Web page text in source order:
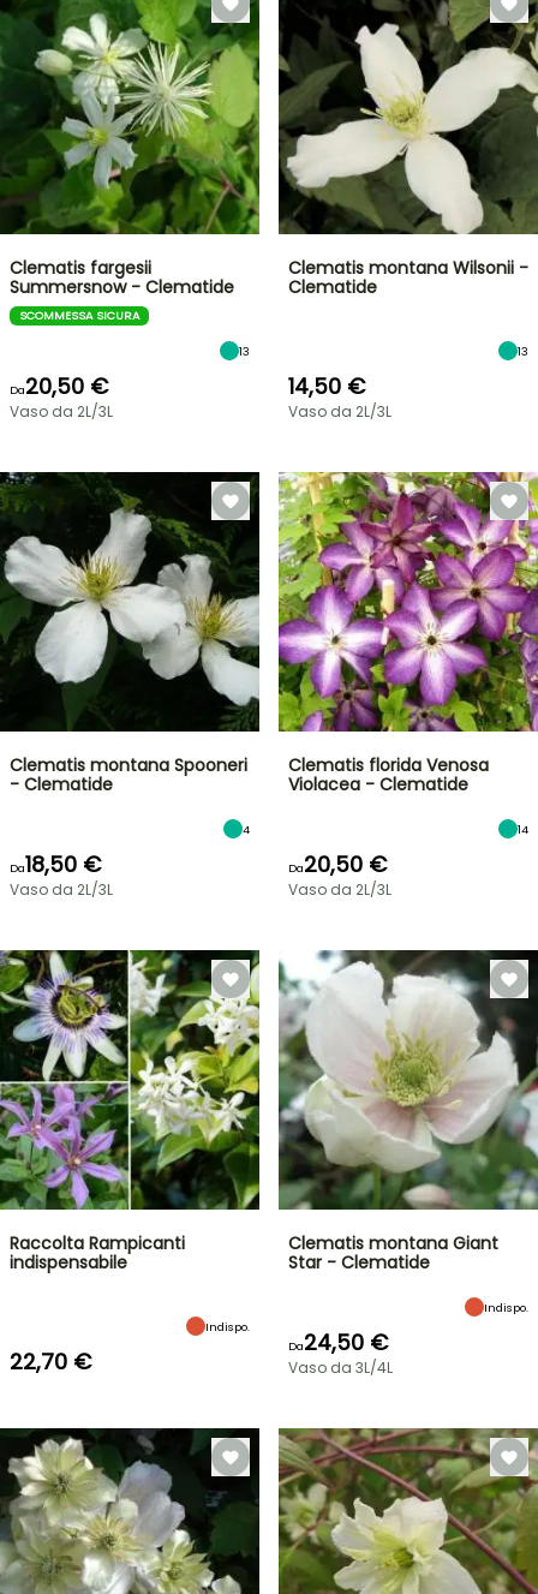
Clematis fargesii
Summersnow - Clematide
SCOMMESSA SICURA
13
Da20,50 €
Vaso da 2L/3L
Clematis montana Wilsonii -
Clematide
13
14,50 €
Vaso da 2L/3L
Clematis montana Spooneri
- Clematide
4
Da18,50 €
Vaso da 2L/3L
Clematis florida Venosa
Violacea - Clematide
14
Da20,50 €
Vaso da 2L/3L
Raccolta Rampicanti
indispensabile
Indispo.
22,70 €
Clematis montana Giant
Star - Clematide
Indispo.
Da24,50 €
Vaso da 3L/4L